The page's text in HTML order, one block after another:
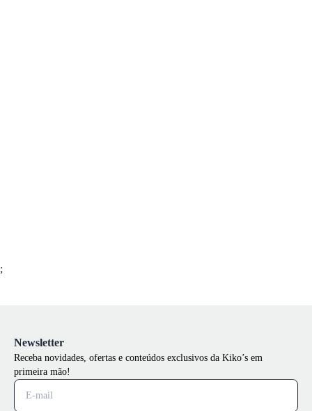
;
Newsletter
Receba novidades, ofertas e conteúdos exclusivos da Kiko’s em
primeira mão!